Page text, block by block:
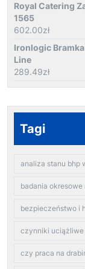
Royal Catering
1565
602.00zł
Ironlogic
Line
289.49zł
Tagi
analiza stanu bhp
badania
bezpieczeństwo i
czynniki uciążliwe
czy praca na